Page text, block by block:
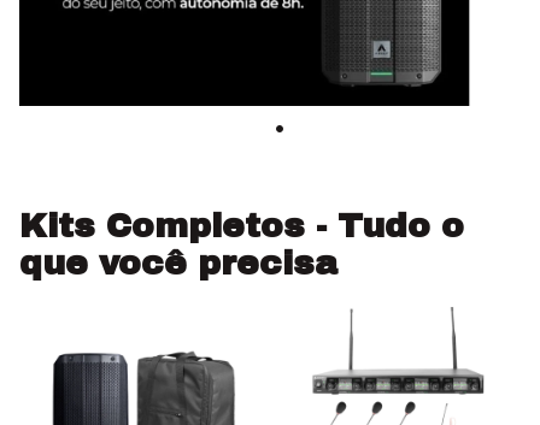
Kits Completos - Tudo o
que você precisa